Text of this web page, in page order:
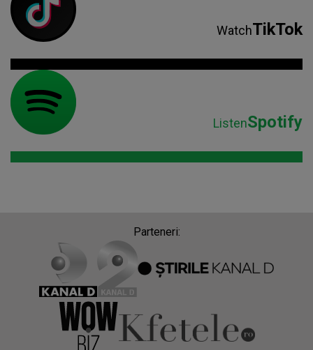
WatchTikTok
ListenSpotify
Parteneri: